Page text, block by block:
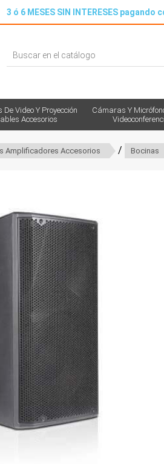
3 ó 6 MESES SIN INTERESES pagando
De Video Y Proyección
Accesorios
Cámaras Y
Amplificadores Accesorios / Bocinas